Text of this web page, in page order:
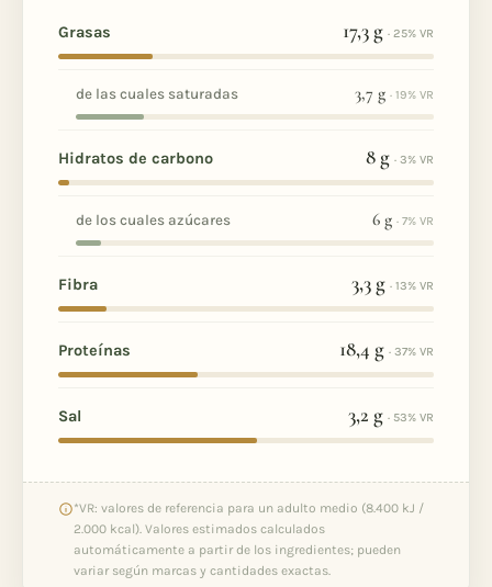
Grasas 17,3 g · 25% VR
de las cuales saturadas 3,7 g · 19% VR
Hidratos de carbono 8 g · 3% VR
de los cuales azúcares 6 g · 7% VR
Fibra 3,3 g · 13% VR
Proteínas 18,4 g · 37% VR
Sal 3,2 g · 53% VR
*VR: valores de referencia para un adulto medio (8.400 kJ /
2.000 kcal). Valores estimados calculados
automáticamente a partir de los ingredientes; pueden
variar según marcas y cantidades exactas.